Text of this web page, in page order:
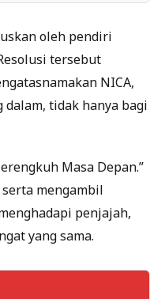
oleh pendiri
tersebut
NICA,
tidak hanya bagi
Masa Depan.”
mengambil
penjajah,
yang sama.